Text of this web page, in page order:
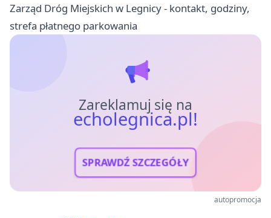
Zarząd Dróg Miejskich w Legnicy - kontakt, godziny,
strefa płatnego parkowania
Zareklamuj się na
echolegnica.pl!
SPRAWDŹ SZCZEGÓŁY
autopromocja